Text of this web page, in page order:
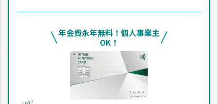
年会費永年無料！個人事業主
OK！